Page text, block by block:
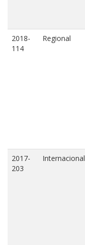
2018-
114
Regional
2017-
203
Internacional